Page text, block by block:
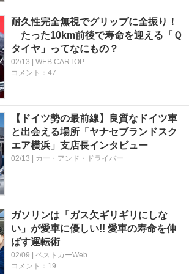
耐久性完全無視でグリップに全振り！
たった10km前後で寿命を迎える「Ｑ
タイヤ」ってなにもの？
02/13 | WEB CARTOP
コメント：47
【ドイツ勢の最前線】良質なドイツ車
と出会える場所「ヤナセブランドスク
エア横浜」支店長インタビュー
02/13 | カー・アンド・ドライバー
ガソリンは「ガス欠ギリギリにしな
い」が愛車に優しい!! 愛車の寿命を伸
ばす運転術
02/09 | ベストカーWeb
コメント：19